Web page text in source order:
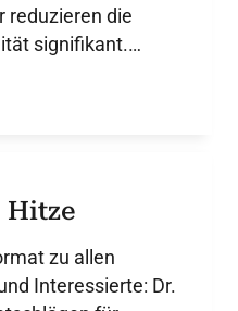
reduzieren die
signifikant.
der zugrunde
Hitze
zu allen
Interessierte: Dr.